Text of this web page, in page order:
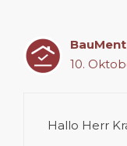
10.
Hallo Herr